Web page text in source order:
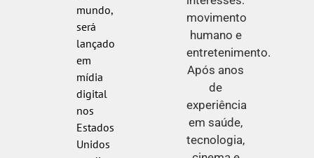
mundo,
será
lançado
em
mídia
digital
nos
Estados
Unidos
movimento
humano e
entretenimento.
Após anos
de
experiência
em saúde,
tecnologia,